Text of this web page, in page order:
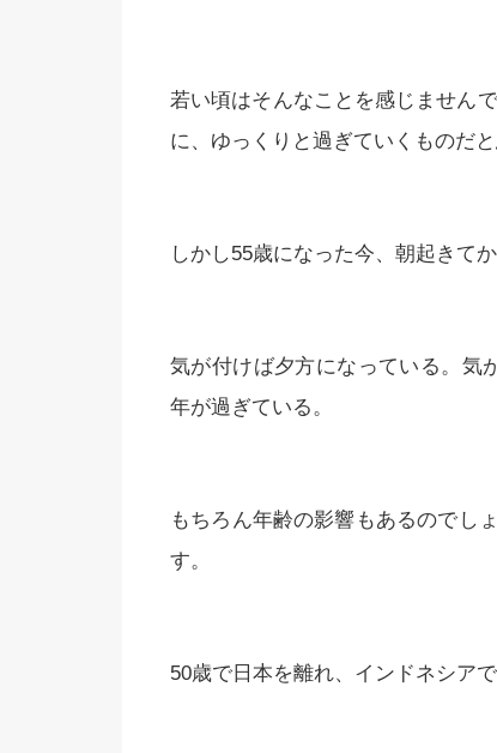
若い頃はそんなことを感じません
に、ゆっくりと過ぎていくものだと
しかし55歳になった今、朝起きて
気が付けば夕方になっている。気
年が過ぎている。
もちろん年齢の影響もあるのでし
す。
50歳で日本を離れ、インドネシア